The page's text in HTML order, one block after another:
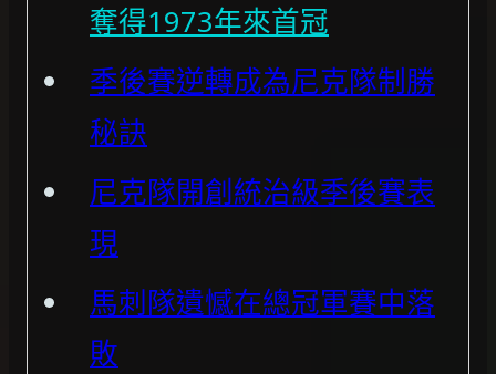
奪得1973年來首冠
季後賽逆轉成為尼克隊制勝
秘訣
尼克隊開創統治級季後賽表
現
馬刺隊遺憾在總冠軍賽中落
敗